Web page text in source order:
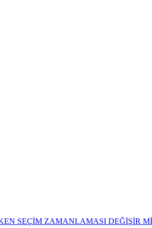
SEÇİM ZAMANLAMASI DEĞİŞİR